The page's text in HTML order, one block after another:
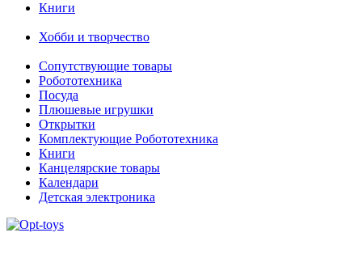
Книги
Хобби и творчество
Сопутствующие товары
Робототехника
Посуда
Плюшевые игрушки
Открытки
Комплектующие Робототехника
Книги
Канцелярские товары
Календари
Детская электроника